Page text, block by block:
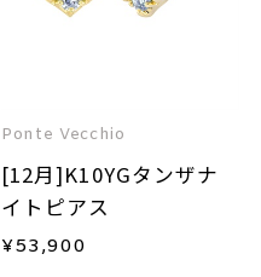
Ponte Vecchio
[12月]K10YGタンザナ
イトピアス
¥53,900